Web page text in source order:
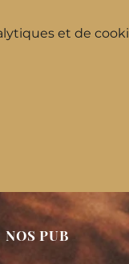
et de
NOS PUB